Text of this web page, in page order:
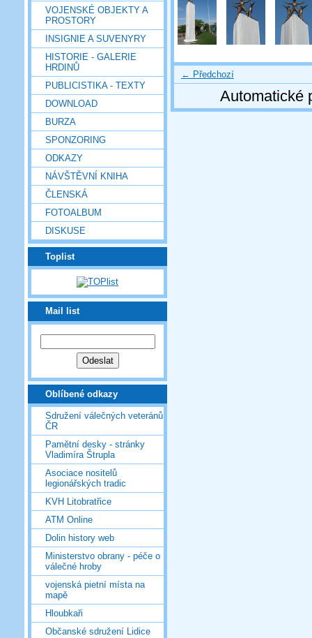
VOJENSKÉ OBJEKTY A
PROSTORY
INSIGNIE A SUVENYRY
HISTORIE - GALERIE
HRDINŮ
PUBLICISTIKA - TEXTY
DOWNLOAD
BURZA
SPONZORING
ODKAZY
NÁVŠTĚVNÍ KNIHA
ČLENSKÁ
FOTOALBUM
DISKUSE
Toplist
Mail list
Oblíbené odkazy
Sdružení válečných veteránů
ČR
Pamětní desky - stránky
Vladimíra Štrupla
Asociace nositelů
legionářských tradic
KVH Litobratřice
ATM Online
Dolin history web
Ministerstvo obrany - péče o
válečné hroby
vojenská pietní místa na
mapě
Hloubkaři
Občanské sdružení Lidice
← Předchozí
Automatické